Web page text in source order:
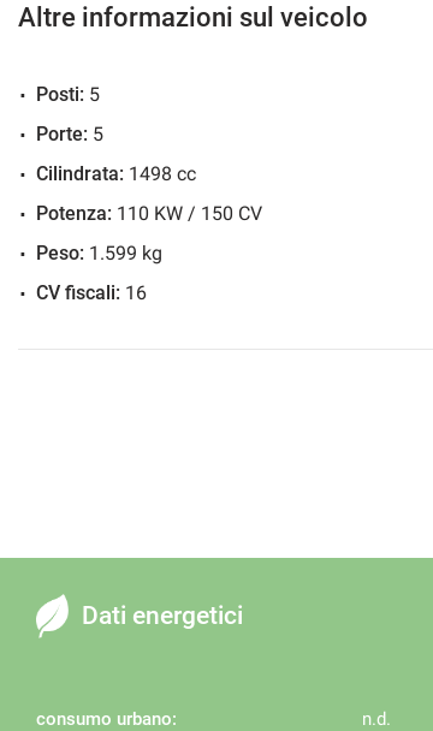
Altre informazioni sul veicolo
Posti: 5
Porte: 5
Cilindrata: 1498 cc
Potenza: 110 KW / 150 CV
Peso: 1.599 kg
CV fiscali: 16
Dati energetici
consumo urbano:
n.d.